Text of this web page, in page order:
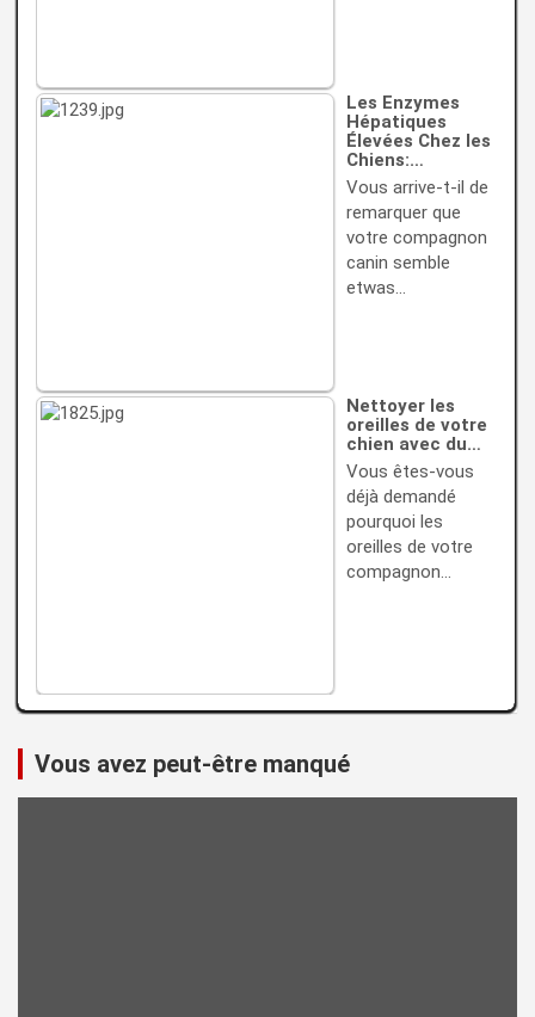
Les Enzymes
Hépatiques
Élevées Chez les
Chiens:…
Vous arrive-t-il de
remarquer que
votre compagnon
canin semble
etwas…
Nettoyer les
oreilles de votre
chien avec du…
Vous êtes-vous
déjà demandé
pourquoi les
oreilles de votre
compagnon…
Vous avez peut-être manqué